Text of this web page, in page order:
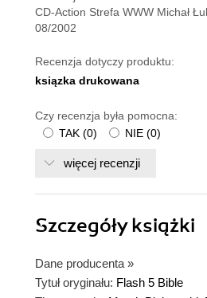
CD-Action Strefa WWW Michał
08/2002
Recenzja dotyczy produktu:
ksiązka drukowana
Czy recenzja była pomocna:
TAK (0) NIE (0)
więcej recenzji
Szczegółyksiążki
Dane producenta »
Tytuł oryginału: Flash 5 Bible